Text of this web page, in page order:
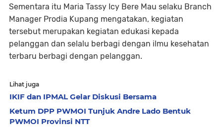
Sementara itu Maria Tassy Icy Bere Mau selaku Branch
Manager Prodia Kupang mengatakan, kegiatan
tersebut merupakan kegiatan edukasi kepada
pelanggan dan selalu berbagi dengan ilmu kesehatan
terbaru berbagi dengan pelanggan.
Lihat juga
IKIF dan IPMAL Gelar Diskusi Bersama
Ketum DPP PWMOI Tunjuk Andre Lado Bentuk
PWMOI Provinsi NTT